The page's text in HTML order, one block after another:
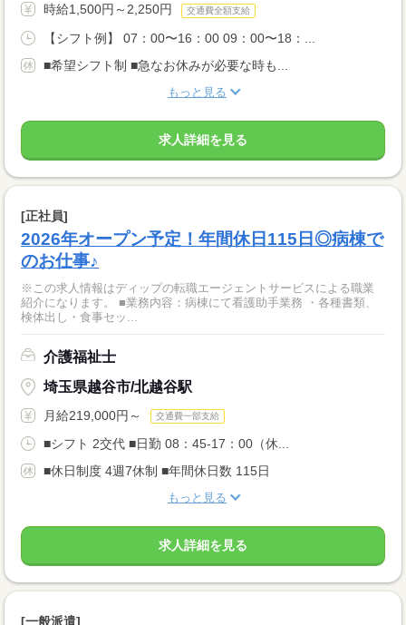
時給1,500円～2,250円 交通費全額支給
【シフト例】 07：00〜16：00 09：00〜18：...
■希望シフト制 ■急なお休みが必要な時も...
もっと見る
求人詳細を見る
[正社員]
2026年オープン予定！年間休日115日◎病棟で
のお仕事♪
※この求人情報はディップの転職エージェントサービスによる職業
紹介になります。 ■業務内容：病棟にて看護助手業務 ・各種書類、
検体出し・食事セッ...
介護福祉士
埼玉県越谷市/北越谷駅
月給219,000円～ 交通費一部支給
■シフト 2交代 ■日勤 08：45-17：00（休...
■休日制度 4週7休制 ■年間休日数 115日
もっと見る
求人詳細を見る
[一般派遣]